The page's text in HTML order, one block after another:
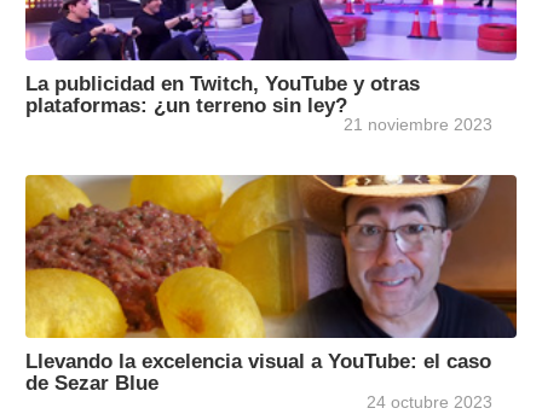
La publicidad en Twitch, YouTube y otras
plataformas: ¿un terreno sin ley?
21 noviembre 2023
Llevando la excelencia visual a YouTube: el caso
de Sezar Blue
24 octubre 2023